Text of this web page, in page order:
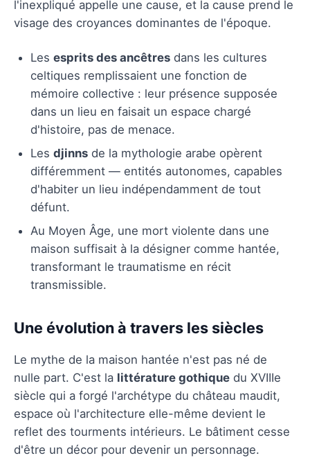
l'inexpliqué appelle une cause, et la cause prend le
visage des croyances dominantes de l'époque.
Les esprits des ancêtres dans les cultures
celtiques remplissaient une fonction de
mémoire collective : leur présence supposée
dans un lieu en faisait un espace chargé
d'histoire, pas de menace.
Les djinns de la mythologie arabe opèrent
différemment — entités autonomes, capables
d'habiter un lieu indépendamment de tout
défunt.
Au Moyen Âge, une mort violente dans une
maison suffisait à la désigner comme hantée,
transformant le traumatisme en récit
transmissible.
Une évolution à travers les siècles
Le mythe de la maison hantée n'est pas né de
nulle part. C'est la littérature gothique du XVIIIe
siècle qui a forgé l'archétype du château maudit,
espace où l'architecture elle-même devient le
reflet des tourments intérieurs. Le bâtiment cesse
d'être un décor pour devenir un personnage.